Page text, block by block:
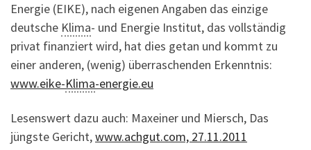
Energie (EIKE), nach eigenen Angaben das einzige
deutsche Klima- und Energie Institut, das vollständig
privat finanziert wird, hat dies getan und kommt zu
einer anderen, (wenig) überraschenden Erkenntnis:
www.eike-Klima-energie.eu
Lesenswert dazu auch: Maxeiner und Miersch, Das
jüngste Gericht,www.achgut.com, 27.11.2011